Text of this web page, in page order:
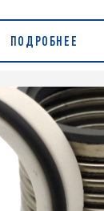
ПОДРОБНЕЕ